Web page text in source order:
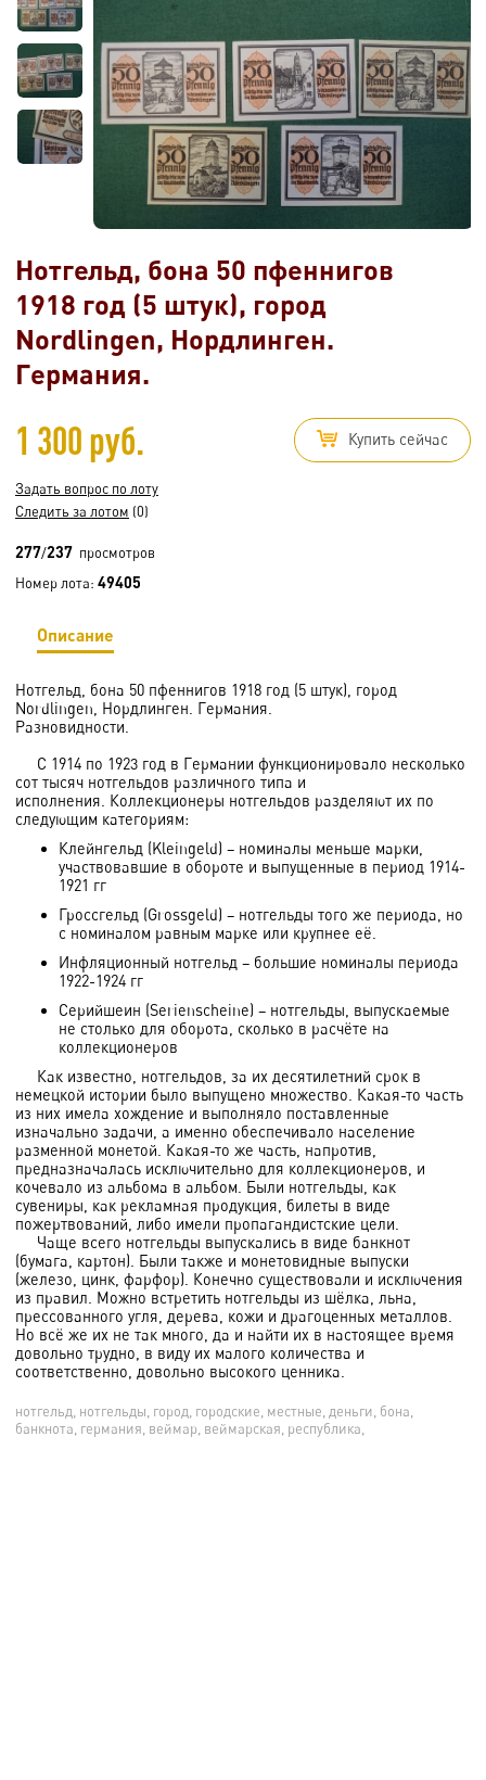
Нотгельд, бона 50 пфеннигов
1918 год (5 штук), город
Nordlingen, Нордлинген.
Германия.
1 300 руб. Купить сейчас
Задать вопрос по лоту
Следить за лотом (0)
277/237 просмотров
Номер лота: 49405
Описание
Нотгельд, бона 50 пфеннигов 1918 год (5 штук), город
Nordlingen, Нордлинген. Германия.
Разновидности.
С 1914 по 1923 год в Германии функционировало несколько
сот тысяч нотгельдов различного типа и
исполнения. Коллекционеры нотгельдов разделяют их по
следующим категориям:
Клейнгельд (Kleingeld) – номиналы меньше марки,
участвовавшие в обороте и выпущенные в период 1914-
1921 гг
Гроссгельд (Grossgeld) – нотгельды того же периода, но
с номиналом равным марке или крупнее её.
Инфляционный нотгельд – большие номиналы периода
1922-1924 гг
Серийшеин (Serienscheine) – нотгельды, выпускаемые
не столько для оборота, сколько в расчёте на
коллекционеров
Как известно, нотгельдов, за их десятилетний срок в
немецкой истории было выпущено множество. Какая-то часть
из них имела хождение и выполняло поставленные
изначально задачи, а именно обеспечивало население
разменной монетой. Какая-то же часть, напротив,
предназначалась исключительно для коллекционеров, и
кочевало из альбома в альбом. Были нотгельды, как
сувениры, как рекламная продукция, билеты в виде
пожертвований, либо имели пропагандистские цели.
Чаще всего нотгельды выпускались в виде банкнот
(бумага, картон). Были также и монетовидные выпуски
(железо, цинк, фарфор). Конечно существовали и исключения
из правил. Можно встретить нотгельды из шёлка, льна,
прессованного угля, дерева, кожи и драгоценных металлов.
Но всё же их не так много, да и найти их в настоящее время
довольно трудно, в виду их малого количества и
соответственно, довольно высокого ценника.
нотгельд, нотгельды, город, городские, местные, деньги, бона,
банкнота, германия, веймар, веймарская, республика,